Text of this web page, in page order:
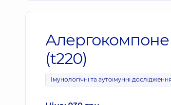
(t220)
Імунологічні та аутоімунні дослідження